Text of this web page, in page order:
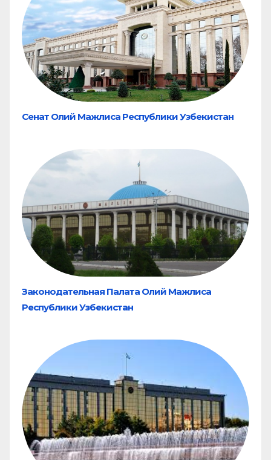
Сенат Олий Мажлиса Республики Узбекистан
Законодательная Палата Олий Мажлиса
Республики Узбекистан